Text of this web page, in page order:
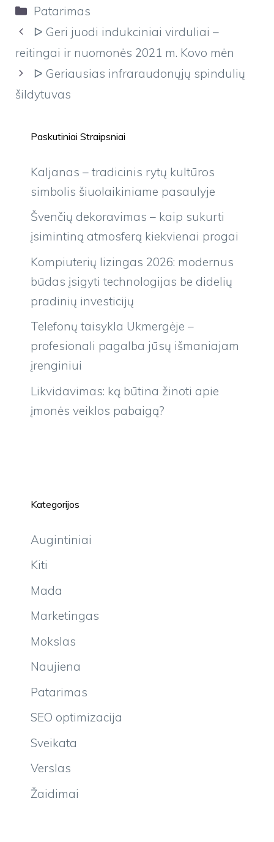
Kategorijos
Patarimas
ᐅ Geri juodi indukciniai virduliai –
reitingai ir nuomonės 2021 m. Kovo mėn
ᐅ Geriausias infraraudonųjų spindulių
šildytuvas
Paskutiniai Straipsniai
Kaljanas – tradicinis rytų kultūros
simbolis šiuolaikiniame pasaulyje
Švenčių dekoravimas – kaip sukurti
įsimintiną atmosferą kiekvienai progai
Kompiuterių lizingas 2026: modernus
būdas įsigyti technologijas be didelių
pradinių investicijų
Telefonų taisykla Ukmergėje –
profesionali pagalba jūsų išmaniajam
įrenginiui
Likvidavimas: ką būtina žinoti apie
įmonės veiklos pabaigą?
Kategorijos
Augintiniai
Kiti
Mada
Marketingas
Mokslas
Naujiena
Patarimas
SEO optimizacija
Sveikata
Verslas
Žaidimai